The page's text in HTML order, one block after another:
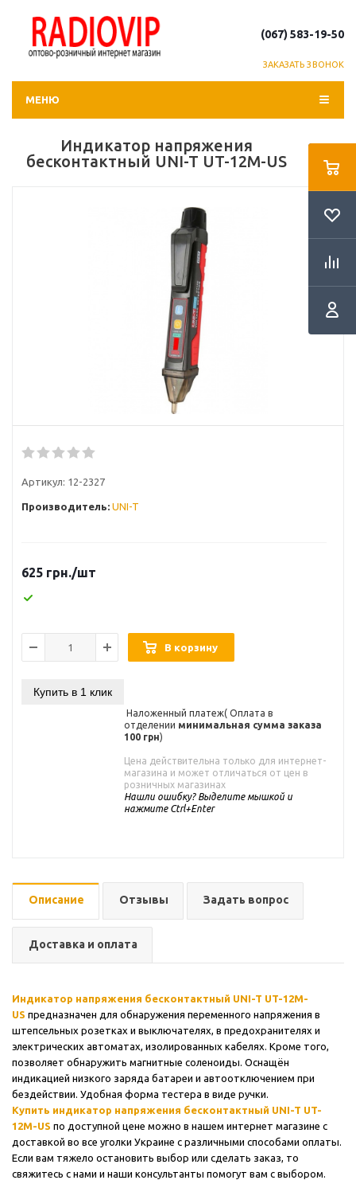
(067) 583-19-50
ЗАКАЗАТЬ ЗВОНОК
МЕНЮ
Индикатор напряжения
бесконтактный UNI-T UT-12M-US
Артикул: 12-2327
Производитель: UNI-T
625 грн./шт
В корзину
Купить в 1 клик
Наложенный платеж( Оплата в
отделении минимальная сумма заказа
100 грн)
Цена действительна только для интернет-
магазина и может отличаться от цен в
розничных магазинах
Нашли ошибку? Выделите мышкой и
нажмите Ctrl+Enter
Описание Отзывы Задать вопрос
Доставка и оплата
Индикатор напряжения бесконтактный UNI-T UT-12M-
US предназначен для обнаружения переменного напряжения в
штепсельных розетках и выключателях, в предохранителях и
электрических автоматах, изолированных кабелях. Кроме того,
позволяет обнаружить магнитные соленоиды. Оснащён
индикацией низкого заряда батареи и автоотключением при
бездействии. Удобная форма тестера в виде ручки.
Купить индикатор напряжения бесконтактный UNI-T UT-
12M-US по доступной цене можно в нашем интернет магазине с
доставкой во все уголки Украине с различными способами оплаты.
Если вам тяжело остановить выбор или сделать заказ, то
свяжитесь с нами и наши консультанты помогут вам с выбором.